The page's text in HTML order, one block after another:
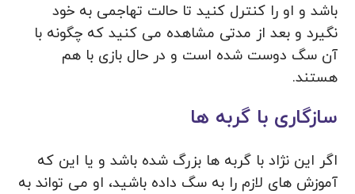
باشد و او را کنترل کنید تا حالت تهاجمی به خود
نگیرد و بعد از مدتی مشاهده می کنید که چگونه با
آن سگ دوست شده است و در حال بازی با هم
هستند.
سازگاری با گربه ها
اگر این نژاد با گربه ها بزرگ شده باشد و یا این که
آموزش های لازم را به سگ داده باشید، او می تواند به